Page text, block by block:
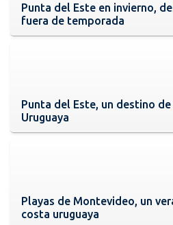
Punta del Este en invierno,
fuera de temporada
Punta del Este, un destino
Uruguaya
Playas de Montevideo, un
costa uruguaya